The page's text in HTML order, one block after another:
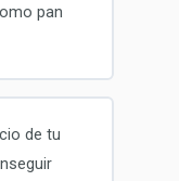
pan
de tu